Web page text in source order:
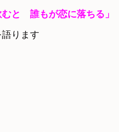
と　誰もが恋に落ちる」